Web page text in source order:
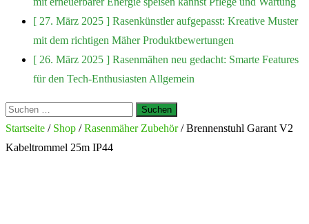
[ 27. März 2025 ] Rasenkünstler aufgepasst: Kreative Muster
mit dem richtigen MäherProduktbewertungen
[ 26. März 2025 ] Rasenmähen neu gedacht: Smarte Features
für den Tech-Enthusiasten Allgemein
Suchen
nach:
Startseite / Shop /Rasenmäher Zubehör/ Brennenstuhl Garant V2
Kabeltrommel 25m IP44